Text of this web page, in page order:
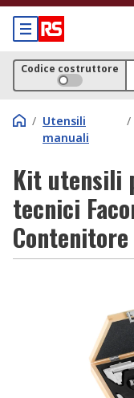
Codice costruttore
/ Utensili
manuali
/
Kit utensili
tecnici
Contenitore